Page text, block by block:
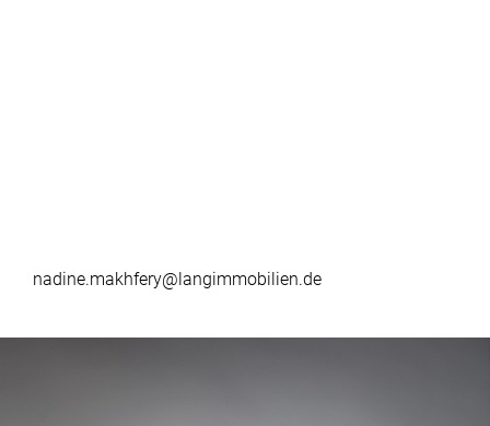
nadine.makhfery@langimmobilien.de